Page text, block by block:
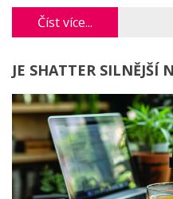
ovlivňuje játra, zůstaňte se
Číst více...
JE SHATTER SILNĚJŠÍ